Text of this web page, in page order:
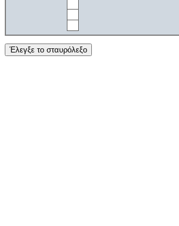
Έλεγξε το σταυρόλεξο